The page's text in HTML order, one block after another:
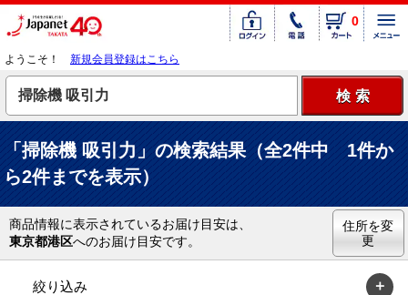
0
ようこそ！ 新規会員登録はこちら
「掃除機 吸引力」の検索結果（全2件中 1件か
ら2件までを表示）
商品情報に表示されているお届け目安は、
東京都港区へのお届け目安です。
住所を変
更
絞り込み